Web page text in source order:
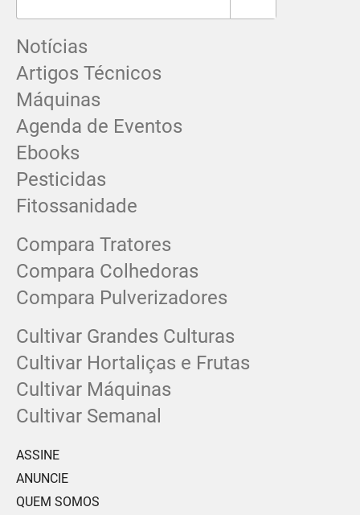
Notícias
Artigos Técnicos
Máquinas
Agenda de Eventos
Ebooks
Pesticidas
Fitossanidade
Compara Tratores
Compara Colhedoras
Compara Pulverizadores
Cultivar Grandes Culturas
Cultivar Hortaliças e Frutas
Cultivar Máquinas
Cultivar Semanal
ASSINE
ANUNCIE
QUEM SOMOS